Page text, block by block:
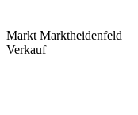
Markt Marktheidenfeld
Verkauf